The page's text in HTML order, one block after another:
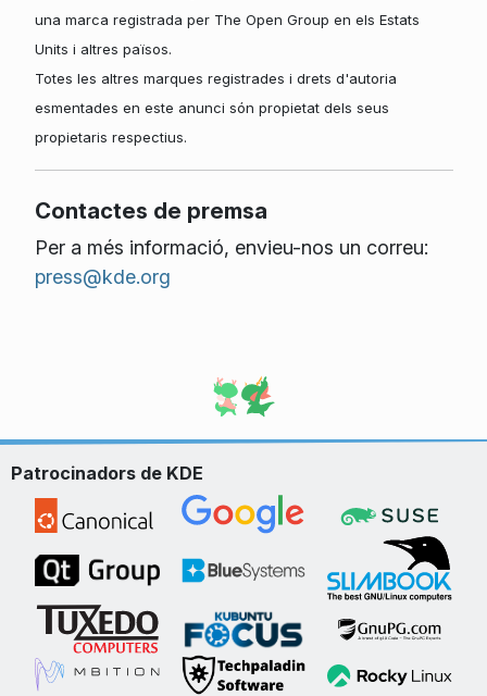
una marca registrada per The Open Group en els Estats
Units i altres països.
Totes les altres marques registrades i drets d'autoria
esmentades en este anunci són propietat dels seus
propietaris respectius.
Contactes de premsa
Per a més informació, envieu-nos un correu:
press@kde.org
Patrocinadors de KDE